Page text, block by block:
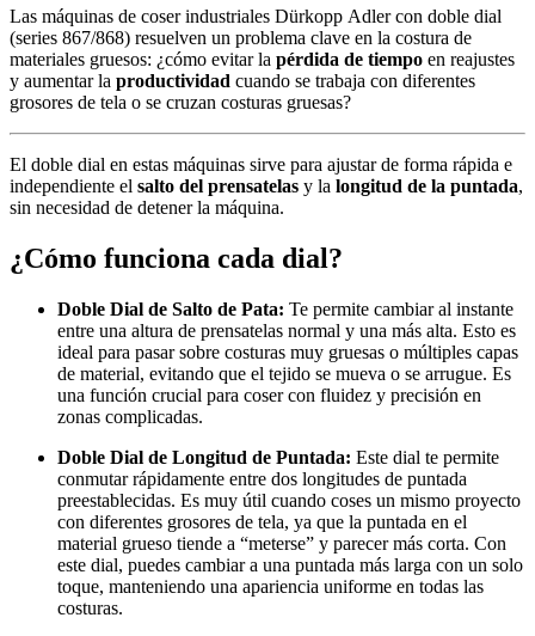
Las máquinas de coser industriales Dürkopp Adler con doble dial
(series 867/868) resuelven un problema clave en la costura de
materiales gruesos: ¿cómo evitar la pérdida de tiempo en reajustes
y aumentar la productividad cuando se trabaja con diferentes
grosores de tela o se cruzan costuras gruesas?
El doble dial en estas máquinas sirve para ajustar de forma rápida e
independiente el salto del prensatelas y la longitud de la puntada,
sin necesidad de detener la máquina.
¿Cómo funciona cada dial?
Doble Dial de Salto de Pata: Te permite cambiar al instante
entre una altura de prensatelas normal y una más alta. Esto es
ideal para pasar sobre costuras muy gruesas o múltiples capas
de material, evitando que el tejido se mueva o se arrugue. Es
una función crucial para coser con fluidez y precisión en
zonas complicadas.
Doble Dial de Longitud de Puntada: Este dial te permite
conmutar rápidamente entre dos longitudes de puntada
preestablecidas. Es muy útil cuando coses un mismo proyecto
con diferentes grosores de tela, ya que la puntada en el
material grueso tiende a “meterse” y parecer más corta. Con
este dial, puedes cambiar a una puntada más larga con un solo
toque, manteniendo una apariencia uniforme en todas las
costuras.